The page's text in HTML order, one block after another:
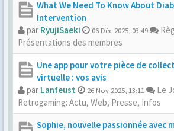
What We Need To Know About
Intervention
par RyujiSaeki 06 Déc 2025, 03:49
Présentations des membres
Une app pour votre pièce de
virtuelle : vos avis
par Lanfeust 26 Nov 2025, 13:11
Le
Retrogaming: Actu, Web, Presse, Infos
Sophie, nouvelle passionnée avec